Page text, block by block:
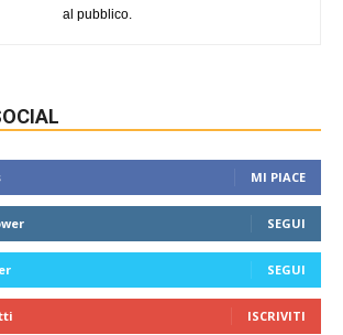
al pubblico.
MI PIACE
SEGUI
SEGUI
ISCRIVITI